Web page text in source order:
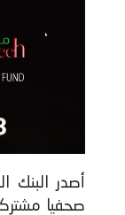
أصدر البنك
صحفيا